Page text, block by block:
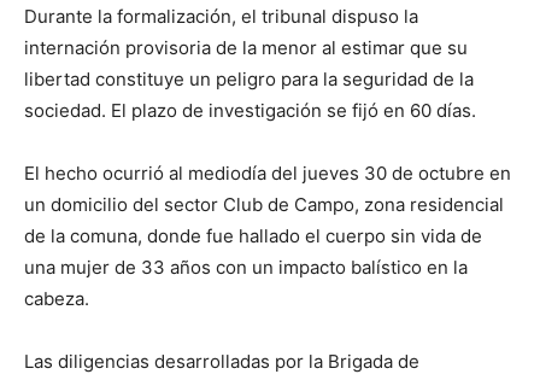
Durante la formalización, el tribunal dispuso la
internación provisoria de la menor al estimar que su
libertad constituye un peligro para la seguridad de la
sociedad. El plazo de investigación se fijó en 60 días.
El hecho ocurrió al mediodía del jueves 30 de octubre en
un domicilio del sector Club de Campo, zona residencial
de la comuna, donde fue hallado el cuerpo sin vida de
una mujer de 33 años con un impacto balístico en la
cabeza.
Las diligencias desarrolladas por la Brigada de